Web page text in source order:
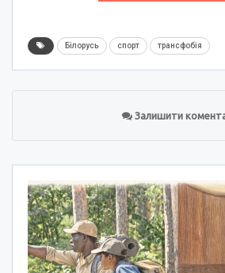
Білорусь спорт трансфобія
Залишити